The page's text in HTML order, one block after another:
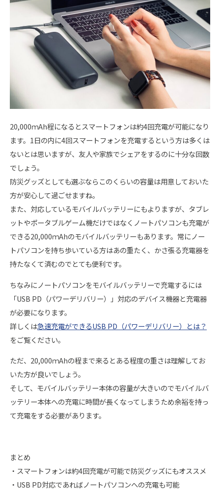
20,000ｍAh程になるとスマートフォンは約4回充電が可能になり
ます。1日の内に4回スマートフォンを充電するという方は多くは
ないとは思いますが、友人や家族でシェアをするのに十分な回数
でしょう。
防災グッズとしても選ぶならこのくらいの容量は用意しておいた
方が安心して過ごせますね。
また、対応しているモバイルバッテリーにもよりますが、タブレ
ットやポータブルゲーム機だけではなくノートパソコンも充電が
できる20,000ｍAhのモバイルバッテリーもあります。常にノー
トパソコンを持ち歩いている方はあの重たく、かさ張る充電器を
持たなくて済むのでとても便利です。
ちなみにノートパソコンをモバイルバッテリーで充電するには
「USB PD（パワーデリバリー）」対応のデバイス機器と充電器
が必要になります。
詳しくは急速充電ができるUSB PD（パワーデリバリー）とは？
をご覧ください。
ただ、20,000ｍAhの程まで来るとある程度の重さは理解してお
いた方が良いでしょう。
そして、モバイルバッテリー本体の容量が大きいのでモバイルバ
ッテリー本体への充電に時間が長くなってしまうため余裕を持っ
て充電をする必要があります。
まとめ
・スマートフォンは約4回充電が可能で防災グッズにもオススメ
・USB PD対応であればノートパソコンへの充電も可能